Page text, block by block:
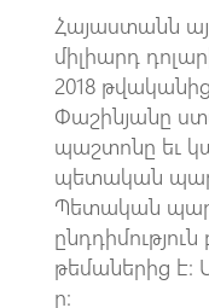
Հայաստանն
միլիարդ
2018
Փաշինյանը
պաշտոնը եւ
պետական
Պետական
թեմաներից է։
ը։